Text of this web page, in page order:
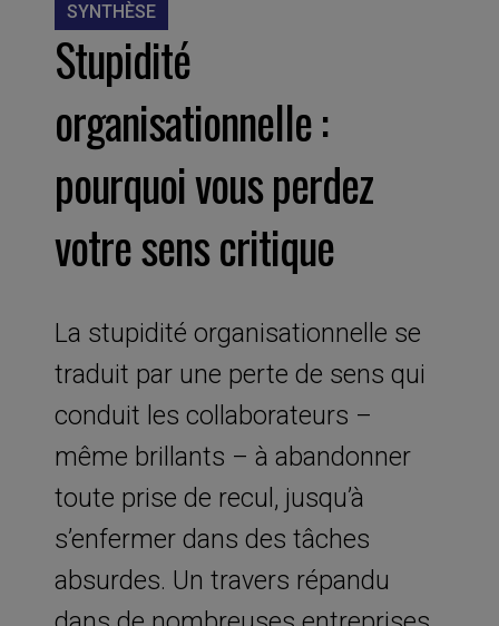
SYNTHÈSE
Stupidité
organisationnelle :
pourquoi vous perdez
votre sens critique
La stupidité organisationnelle se
traduit par une perte de sens qui
conduit les collaborateurs –
même brillants – à abandonner
toute prise de recul, jusqu’à
s’enfermer dans des tâches
absurdes. Un travers répandu